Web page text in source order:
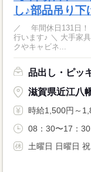
し♪部品吊り下
／ 年間休日131日
行います♪ ＼ 大手家具メーカーでのお仕事 オフィスで使われる デス
クやキャビネ...
品出し・ピッ
滋賀県近江八
時給1,500円～
08：30〜17：
土曜日 日曜日 祝